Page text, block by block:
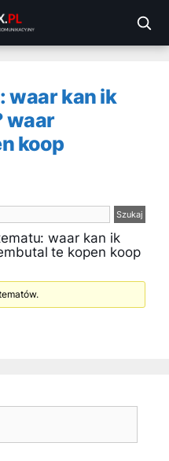
waar kan ik
waar
koop
waar kan ik
te kopen koop